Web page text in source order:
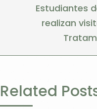
Estudiantes
realizan
Related